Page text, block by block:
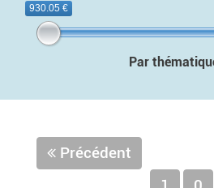
930.05 €
Par
Précédent